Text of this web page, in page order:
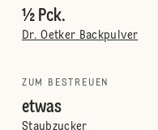
½ Pck.
Dr. Oetker Backpulver
ZUM BESTREUEN
etwas
Staubzucker